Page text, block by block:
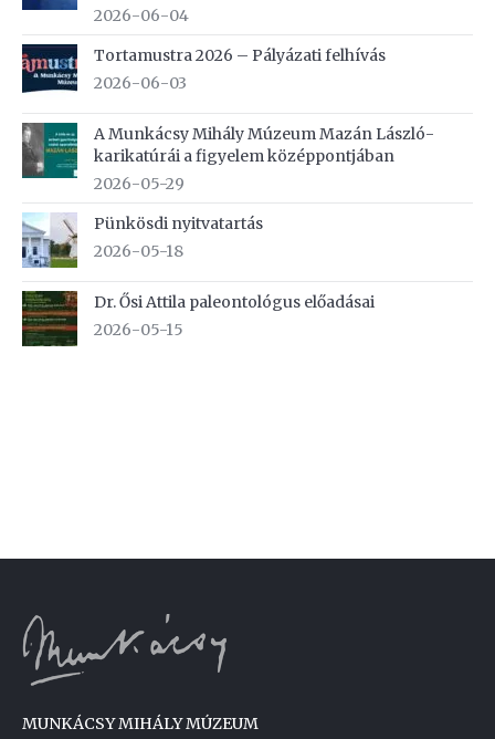
2026-06-04
Tortamustra 2026 – Pályázati felhívás
2026-06-03
A Munkácsy Mihály Múzeum Mazán László-
karikatúrái a figyelem középpontjában
2026-05-29
Pünkösdi nyitvatartás
2026-05-18
Dr. Ősi Attila paleontológus előadásai
2026-05-15
MUNKÁCSY MIHÁLY MÚZEUM